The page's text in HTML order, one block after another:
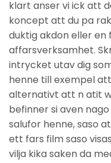
klart anser vi ick att
koncept att du pa
duktig akdon eller
affarsverksamhet.
intrycket utav dig
henne till exempel
alternativt att n atit
befinner si aven
salufor henne, saso
ett fars film saso
vilja kika saken da